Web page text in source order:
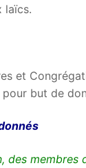
laïcs.
et
but de
des